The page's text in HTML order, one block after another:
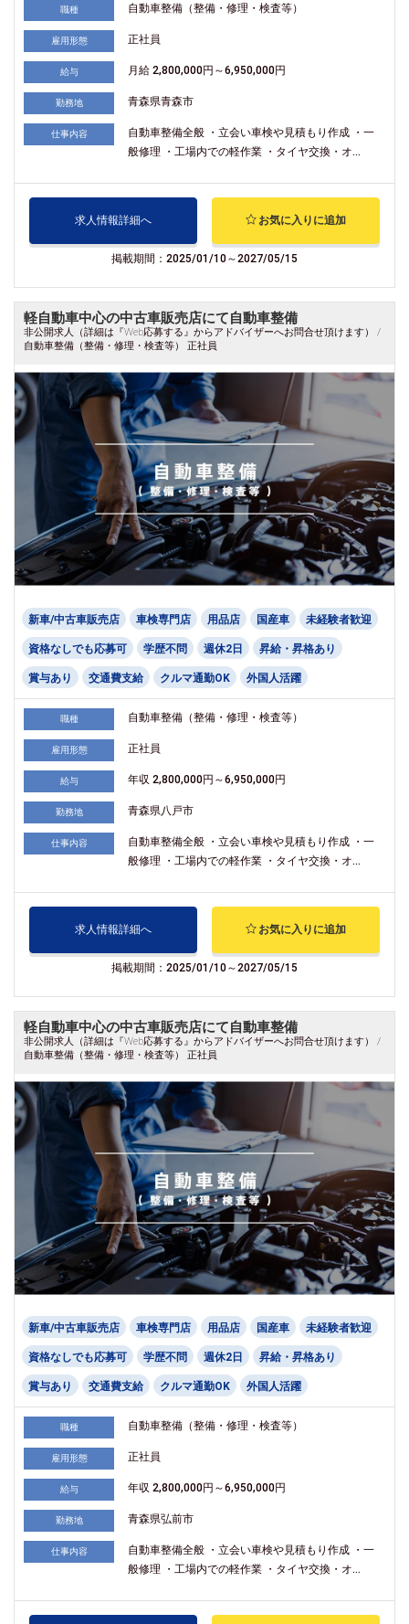
職種 自動車整備（整備・修理・検査等）
雇用形態 正社員
給与 月給 2,800,000円～6,950,000円
勤務地 青森県青森市
仕事内容
自動車整備全般 ・立会い車検や見積もり作成 ・一
般修理 ・工場内での軽作業 ・タイヤ交換・オ...
求人情報詳細へ お気に入りに追加
掲載期間：2025/01/10～2027/05/15
軽自動車中心の中古車販売店にて自動車整備
非公開求人（詳細は『Web応募する』からアドバイザーへお問合せ頂けます） /
自動車整備（整備・修理・検査等） 正社員
新車/中古車販売店 車検専門店 用品店 国産車 未経験者歓迎
資格なしでも応募可 学歴不問 週休2日 昇給・昇格あり
賞与あり 交通費支給 クルマ通勤OK 外国人活躍
職種 自動車整備（整備・修理・検査等）
雇用形態 正社員
給与 年収 2,800,000円～6,950,000円
勤務地 青森県八戸市
仕事内容
自動車整備全般 ・立会い車検や見積もり作成 ・一
般修理 ・工場内での軽作業 ・タイヤ交換・オ...
求人情報詳細へ お気に入りに追加
掲載期間：2025/01/10～2027/05/15
軽自動車中心の中古車販売店にて自動車整備
非公開求人（詳細は『Web応募する』からアドバイザーへお問合せ頂けます） /
自動車整備（整備・修理・検査等） 正社員
新車/中古車販売店 車検専門店 用品店 国産車 未経験者歓迎
資格なしでも応募可 学歴不問 週休2日 昇給・昇格あり
賞与あり 交通費支給 クルマ通勤OK 外国人活躍
職種 自動車整備（整備・修理・検査等）
雇用形態 正社員
給与 年収 2,800,000円～6,950,000円
勤務地 青森県弘前市
仕事内容
自動車整備全般 ・立会い車検や見積もり作成 ・一
般修理 ・工場内での軽作業 ・タイヤ交換・オ...